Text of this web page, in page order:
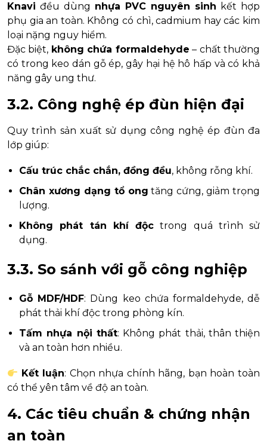
Knavi đều dùng nhựa PVC nguyên sinh kết hợp
phụ gia an toàn. Không có chì, cadmium hay các kim
loại nặng nguy hiểm.
Đặc biệt, không chứa formaldehyde – chất thường
có trong keo dán gỗ ép, gây hại hệ hô hấp và có khả
năng gây ung thư.
3.2. Công nghệ ép đùn hiện đại
Quy trình sản xuất sử dụng công nghệ ép đùn đa
lớp giúp:
Cấu trúc chắc chắn, đồng đều, không rỗng khí.
Chân xương dạng tổ ong tăng cứng, giảm trọng
lượng.
Không phát tán khí độc trong quá trình sử
dụng.
3.3. So sánh với gỗ công nghiệp
Gỗ MDF/HDF: Dùng keo chứa formaldehyde, dễ
phát thải khí độc trong phòng kín.
Tấm nhựa nội thất: Không phát thải, thân thiện
và an toàn hơn nhiều.
Kết luận: Chọn nhựa chính hãng, bạn hoàn toàn
có thể yên tâm về độ an toàn.
4. Các tiêu chuẩn & chứng nhận
an toàn